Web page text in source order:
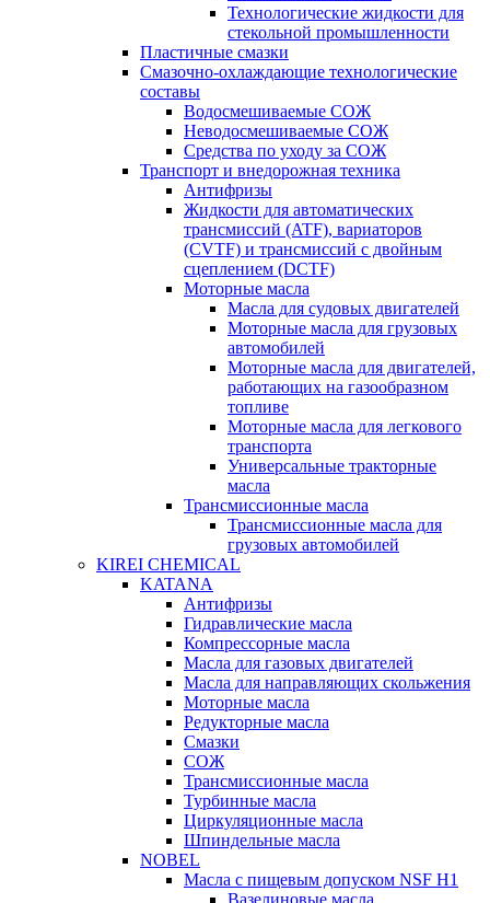
Технологические жидкости для
стекольной промышленности
Пластичные смазки
Смазочно-охлаждающие технологические
составы
Водосмешиваемые СОЖ
Неводосмешиваемые СОЖ
Средства по уходу за СОЖ
Транспорт и внедорожная техника
Антифризы
Жидкости для автоматических
трансмиссий (ATF), вариаторов
(CVTF) и трансмиссий с двойным
сцеплением (DCTF)
Моторные масла
Масла для судовых двигателей
Моторные масла для грузовых
автомобилей
Моторные масла для двигателей,
работающих на газообразном
топливе
Моторные масла для легкового
транспорта
Универсальные тракторные
масла
Трансмиссионные масла
Трансмиссионные масла для
грузовых автомобилей
KIREI CHEMICAL
KATANA
Антифризы
Гидравлические масла
Компрессорные масла
Масла для газовых двигателей
Масла для направляющих скольжения
Моторные масла
Редукторные масла
Смазки
СОЖ
Трансмиссионные масла
Турбинные масла
Циркуляционные масла
Шпиндельные масла
NOBEL
Масла с пищевым допуском NSF H1
Вазелиновые масла